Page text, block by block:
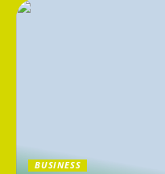
BUSINESS